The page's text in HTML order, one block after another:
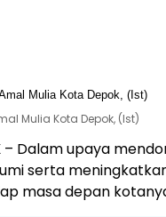
Mulia Kota Depok, (Ist)
– Dalam upaya
serta
masa depan